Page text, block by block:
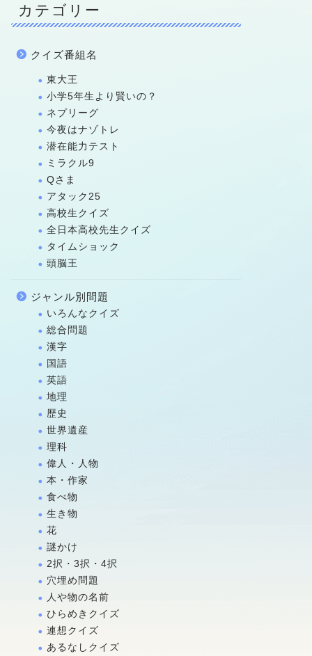
カテゴリー
クイズ番組名
東大王
小学5年生より賢いの？
ネプリーグ
今夜はナゾトレ
潜在能力テスト
ミラクル9
Qさま
アタック25
高校生クイズ
全日本高校先生クイズ
タイムショック
頭脳王
ジャンル別問題
いろんなクイズ
総合問題
漢字
国語
英語
地理
歴史
世界遺産
理科
偉人・人物
本・作家
食べ物
生き物
花
謎かけ
2択・3択・4択
穴埋め問題
人や物の名前
ひらめきクイズ
連想クイズ
あるなしクイズ